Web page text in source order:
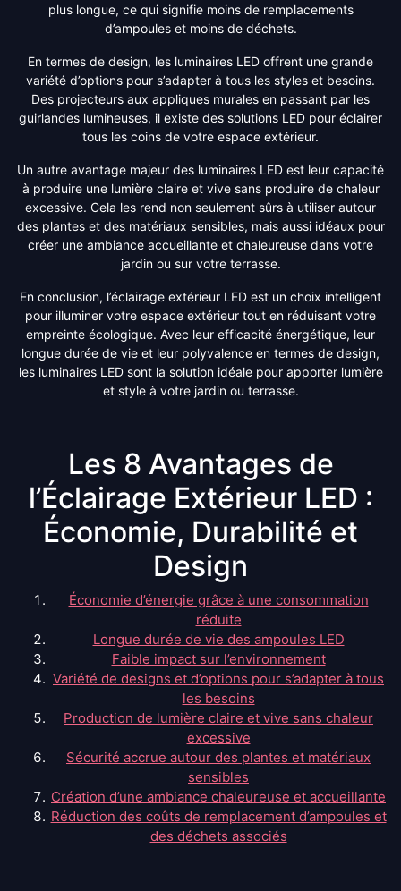
plus longue, ce qui signifie moins de remplacements
d’ampoules et moins de déchets.
En termes de design, les luminaires LED offrent une grande
variété d’options pour s’adapter à tous les styles et besoins.
Des projecteurs aux appliques murales en passant par les
guirlandes lumineuses, il existe des solutions LED pour éclairer
tous les coins de votre espace extérieur.
Un autre avantage majeur des luminaires LED est leur capacité
à produire une lumière claire et vive sans produire de chaleur
excessive. Cela les rend non seulement sûrs à utiliser autour
des plantes et des matériaux sensibles, mais aussi idéaux pour
créer une ambiance accueillante et chaleureuse dans votre
jardin ou sur votre terrasse.
En conclusion, l’éclairage extérieur LED est un choix intelligent
pour illuminer votre espace extérieur tout en réduisant votre
empreinte écologique. Avec leur efficacité énergétique, leur
longue durée de vie et leur polyvalence en termes de design,
les luminaires LED sont la solution idéale pour apporter lumière
et style à votre jardin ou terrasse.
Les 8 Avantages de
l’Éclairage Extérieur LED :
Économie, Durabilité et
Design
Économie d’énergie grâce à une consommation
réduite
Longue durée de vie des ampoules LED
Faible impact sur l’environnement
Variété de designs et d’options pour s’adapter à tous
les besoins
Production de lumière claire et vive sans chaleur
excessive
Sécurité accrue autour des plantes et matériaux
sensibles
Création d’une ambiance chaleureuse et accueillante
Réduction des coûts de remplacement d’ampoules et
des déchets associés